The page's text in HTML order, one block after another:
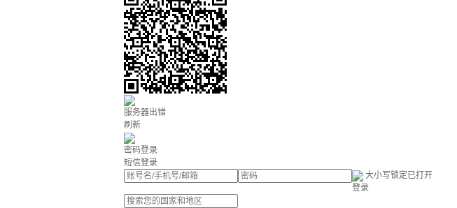
服务器出错
刷新
密码登录
短信登录
大小写锁定已打开
登录